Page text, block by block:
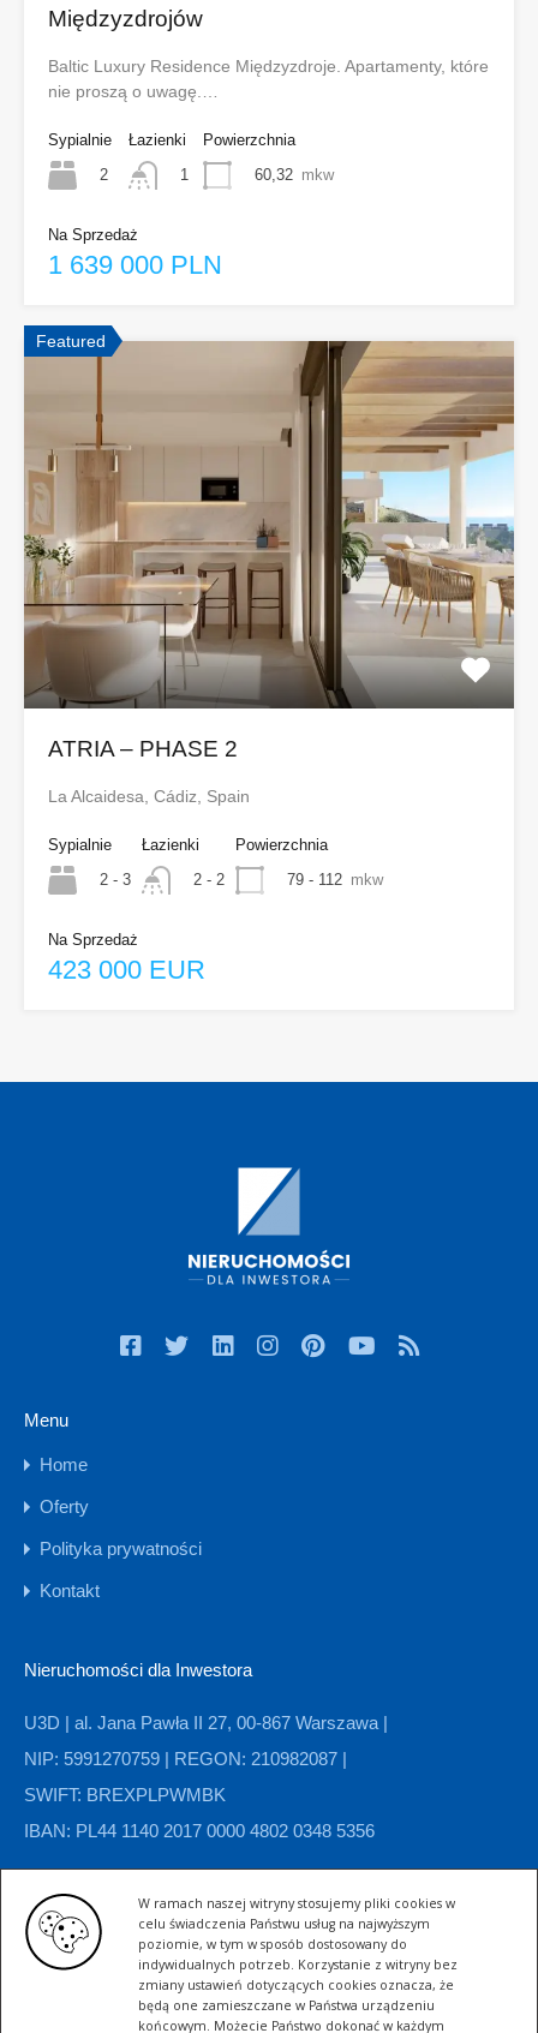
W ramach naszej witryny stosujemy pliki cookies w
celu świadczenia Państwu usług na najwyższym
poziomie, w tym w sposób dostosowany do
indywidualnych potrzeb. Korzystanie z witryny bez
zmiany ustawień dotyczących cookies oznacza, że
będą one zamieszczane w Państwa urządzeniu
końcowym. Możecie Państwo dokonać w każdym
Międzyzdrojów
Baltic Luxury Residence Międzyzdroje. Apartamenty, które
nie proszą o uwagę.…
Sypialnie
2
Łazienki
1
Powierzchnia
60,32 mkw
Na Sprzedaż
1 639 000 PLN
Featured
ATRIA – PHASE 2
La Alcaidesa, Cádiz, Spain
Sypialnie
2 - 3
Łazienki
2 - 2
Powierzchnia
79 - 112 mkw
Na Sprzedaż
423 000 EUR
Menu
Home
Oferty
Polityka prywatności
Kontakt
Nieruchomości dla Inwestora
U3D | al. Jana Pawła II 27, 00-867 Warszawa |
NIP: 5991270759 | REGON: 210982087 |
SWIFT: BREXPLPWMBK
IBAN: PL44 1140 2017 0000 4802 0348 5356
Kategorie nieruchomości
Domy Grunty Hale magazynowe Hotele